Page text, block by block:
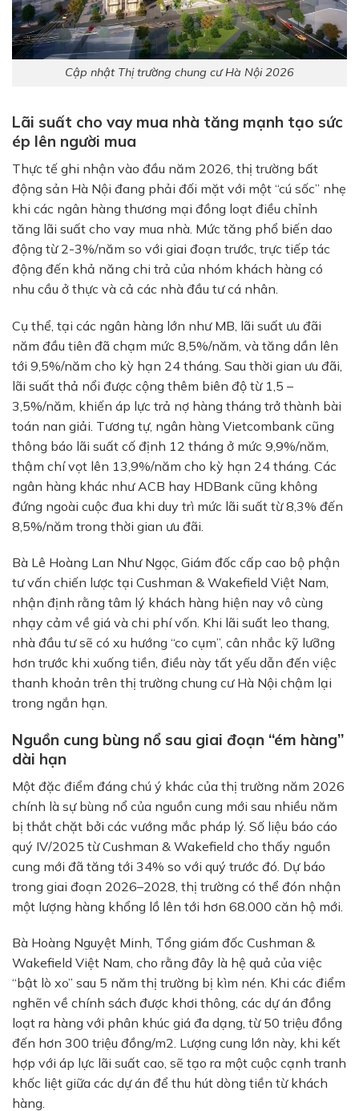
Cập nhật Thị trường chung cư Hà Nội 2026
Lãi suất cho vay mua nhà tăng mạnh tạo sức
ép lên người mua
Thực tế ghi nhận vào đầu năm 2026, thị trường bất
động sản Hà Nội đang phải đối mặt với một “cú sốc” nhẹ
khi các ngân hàng thương mại đồng loạt điều chỉnh
tăng lãi suất cho vay mua nhà. Mức tăng phổ biến dao
động từ 2-3%/năm so với giai đoạn trước, trực tiếp tác
động đến khả năng chi trả của nhóm khách hàng có
nhu cầu ở thực và cả các nhà đầu tư cá nhân.
Cụ thể, tại các ngân hàng lớn như MB, lãi suất ưu đãi
năm đầu tiên đã chạm mức 8,5%/năm, và tăng dần lên
tới 9,5%/năm cho kỳ hạn 24 tháng. Sau thời gian ưu đãi,
lãi suất thả nổi được cộng thêm biên độ từ 1,5 –
3,5%/năm, khiến áp lực trả nợ hàng tháng trở thành bài
toán nan giải. Tương tự, ngân hàng Vietcombank cũng
thông báo lãi suất cố định 12 tháng ở mức 9,9%/năm,
thậm chí vọt lên 13,9%/năm cho kỳ hạn 24 tháng. Các
ngân hàng khác như ACB hay HDBank cũng không
đứng ngoài cuộc đua khi duy trì mức lãi suất từ 8,3% đến
8,5%/năm trong thời gian ưu đãi.
Bà Lê Hoàng Lan Như Ngọc, Giám đốc cấp cao bộ phận
tư vấn chiến lược tại Cushman & Wakefield Việt Nam,
nhận định rằng tâm lý khách hàng hiện nay vô cùng
nhạy cảm về giá và chi phí vốn. Khi lãi suất leo thang,
nhà đầu tư sẽ có xu hướng “co cụm”, cân nhắc kỹ lưỡng
hơn trước khi xuống tiền, điều này tất yếu dẫn đến việc
thanh khoản trên thị trường chung cư Hà Nội chậm lại
trong ngắn hạn.
Nguồn cung bùng nổ sau giai đoạn “ém hàng”
dài hạn
Một đặc điểm đáng chú ý khác của thị trường năm 2026
chính là sự bùng nổ của nguồn cung mới sau nhiều năm
bị thắt chặt bởi các vướng mắc pháp lý. Số liệu báo cáo
quý IV/2025 từ Cushman & Wakefield cho thấy nguồn
cung mới đã tăng tới 34% so với quý trước đó. Dự báo
trong giai đoạn 2026–2028, thị trường có thể đón nhận
một lượng hàng khổng lồ lên tới hơn 68.000 căn hộ mới.
Bà Hoàng Nguyệt Minh, Tổng giám đốc Cushman &
Wakefield Việt Nam, cho rằng đây là hệ quả của việc
“bật lò xo” sau 5 năm thị trường bị kìm nén. Khi các điểm
nghẽn về chính sách được khơi thông, các dự án đồng
loạt ra hàng với phân khúc giá đa dạng, từ 50 triệu đồng
đến hơn 300 triệu đồng/m2. Lượng cung lớn này, khi kết
hợp với áp lực lãi suất cao, sẽ tạo ra một cuộc cạnh tranh
khốc liệt giữa các dự án để thu hút dòng tiền từ khách
hàng.